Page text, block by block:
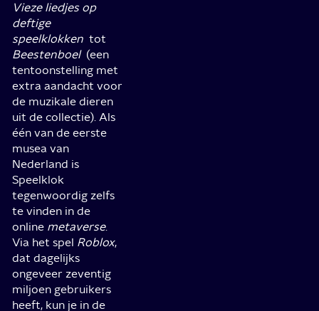
Vieze liedjes op
deftige
speelklokken tot
Beestenboel(een
tentoonstelling met
extra aandacht voor
de muzikale dieren
uit de collectie). Als
één van de eerste
musea van
Nederland is
Speelklok
tegenwoordig zelfs
te vinden in de
online metaverse.
Via het spel Roblox,
dat dagelijks
ongeveer zeventig
miljoen gebruikers
heeft, kun je in de